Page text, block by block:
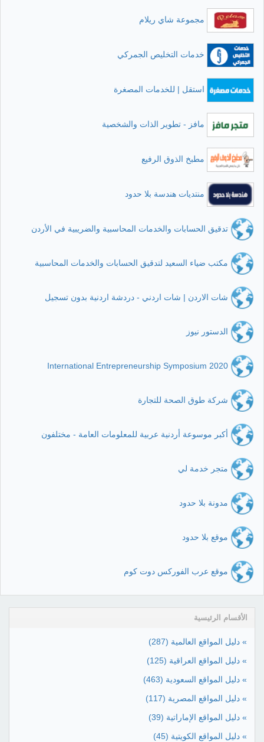
مجموعة شاي ريلام
خدمات التخليص الجمركي
استقل | للخدمات المصغرة
مافز - تطوير الذات والشخصية
مطبخ الذوق الرفيع
منتديات هندسة بلا حدود
تدقيق الحسابات والخدمات المحاسبية والضريبية في الأردن
مكتب ضياء السعيد لتدقيق الحسابات والخدمات المحاسبية
شات الاردن | شات اردني - دردشة اردنية بدون تسجيل
الدستور نيوز
International Entrepreneurship Symposium 2020
شركة طوق الصحة للتجارة
أكبر موسوعة أردنية عربية للمعلومات العامة - مختلفون
متجر خدمة لي
مدونة بلا حدود
موقع بلا حدود
موقع عرب الفوركس دوت كوم
الأقسام الرئيسية
» دليل المواقع العالمية (287)
» دليل المواقع العراقية (125)
» دليل المواقع السعودية (463)
» دليل المواقع المصرية (117)
» دليل المواقع الإماراتية (39)
» دليل المواقع الكويتية (45)